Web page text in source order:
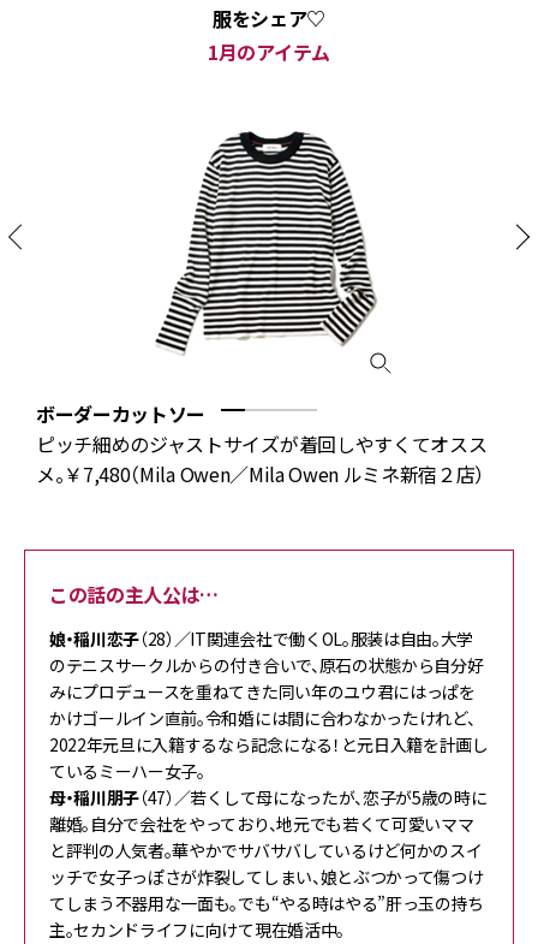
服をシェア♡
1月のアイテム
ボーダーカットソー
ピッチ細めのジャストサイズが着回しやすくてオスス
メ。￥7,480（Mila Owen／Mila Owen ルミネ新宿２店）
この話の主人公は…
娘・稲川恋子（28）／IT関連会社で働くOL。服装は自由。大学
のテニスサークルからの付き合いで、原石の状態から自分好
みにプロデュースを重ねてきた同い年のユウ君にはっぱを
かけゴールイン直前。令和婚には間に合わなかったけれど、
2022年元旦に入籍するなら記念になる！と元日入籍を計画し
ているミーハー女子。
母・稲川朋子（47）／若くして母になったが、恋子が5歳の時に
離婚。自分で会社をやっており、地元でも若くて可愛いママ
と評判の人気者。華やかでサバサバしているけど何かのスイ
ッチで女子っぽさが炸裂してしまい、娘とぶつかって傷つけ
てしまう不器用な一面も。でも“やる時はやる”肝っ玉の持ち
主。セカンドライフに向けて現在婚活中。